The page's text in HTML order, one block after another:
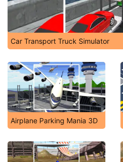
Car Transport Truck Simulator
Airplane Parking Mania 3D